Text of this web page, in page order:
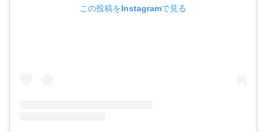
この投稿をInstagramで見る